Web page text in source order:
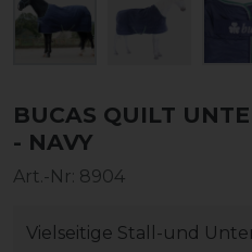
BUCAS QUILT
- NAVY
Art.-Nr: 8904
Vielseitige Stall-und